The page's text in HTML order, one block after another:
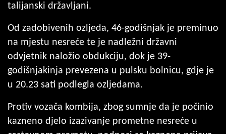
talijanski državljani.
Od zadobivenih ozljeda, 46-godišnjak je preminuo
na mjestu nesreće te je nadležni državni
odvjetnik naložio obdukciju, dok je 39-
godišnjakinja prevezena u pulsku bolnicu, gdje je
u 20.23 sati podlegla ozljedama.
Protiv vozača kombija, zbog sumnje da je počinio
kazneno djelo izazivanje prometne nesreće u